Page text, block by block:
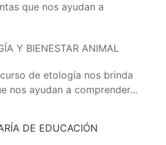
que nos ayudan a
Y BIENESTAR ANIMAL
de etología nos brinda
nos ayudan a comprender...
DE EDUCACIÓN